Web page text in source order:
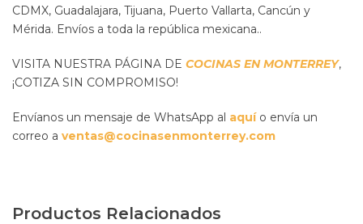
CDMX, Guadalajara, Tijuana, Puerto Vallarta, Cancún y
Mérida. Envíos a toda la república mexicana..
VISITA NUESTRA PÁGINA DE COCINAS EN MONTERREY,
¡COTIZA SIN COMPROMISO!
Envíanos un mensaje de WhatsApp al aquío envía un
correo a ventas@cocinasenmonterrey.com
Productos Relacionados